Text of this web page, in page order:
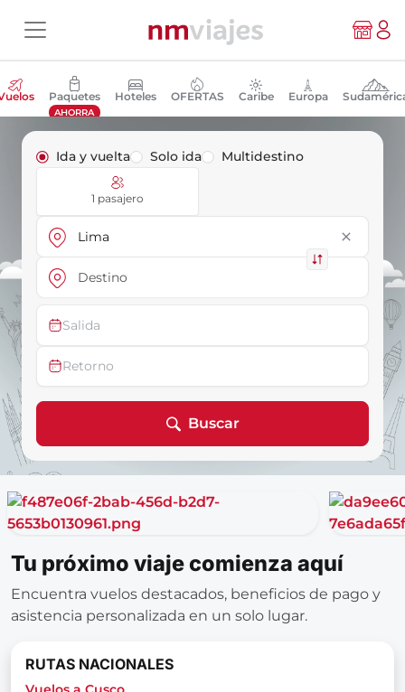
Paquetes
AHORRA
Hoteles OFERTAS Caribe Europa
Ida y vuelta Solo ida Multidestino
1 pasajero
close
Salida
Retorno
Buscar
Tu próximo viaje comienza aquí
Encuentra vuelos destacados, beneficios de pago y
asistencia personalizada en un solo lugar.
RUTAS NACIONALES